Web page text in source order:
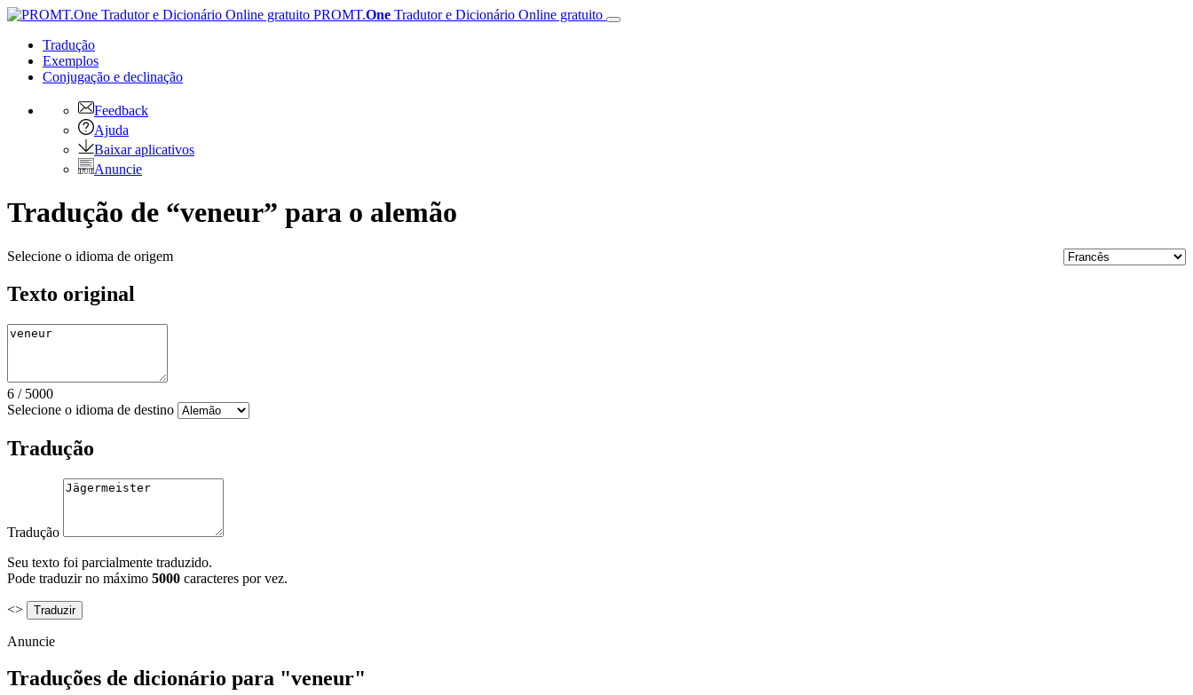
PROMT.One Tradutor e Dicionário Online gratuito
Tradução
Exemplos
Conjugação e declinação
Feedback
Ajuda
Baixar aplicativos
Anuncie
Tradução de “veneur” para o alemão
Selecione o idioma de origem
Texto original
6 / 5000
Selecione o idioma de destino
Tradução
Tradução
Seu texto foi parcialmente traduzido.
Pode traduzir no máximo 5000 caracteres por vez.
<>
Anuncie
Traduções de dicionário para "veneur"